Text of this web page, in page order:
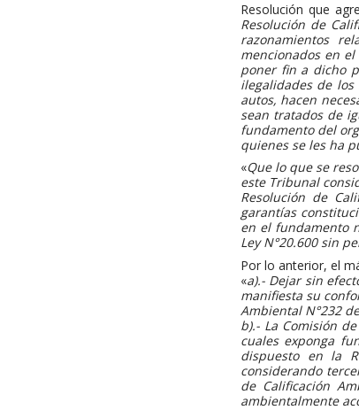
Resolución que
Resolución de
razonamientos
mencionados en
poner fin a dicho
ilegalidades de los
autos, hacen
sean tratados de
fundamento del
quienes se les ha
«Que lo que se
este Tribunal
Resolución de
garantías
en el fundamento
Ley N°20.600 sin
Por lo anterior, el
«a).- Dejar sin
manifiesta su
Ambiental N°232
b).- La Comisión
cuales exponga
dispuesto en la
considerando
de Calificación
ambientalmente